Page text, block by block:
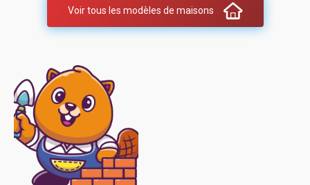
Voir tous les modèles de maisons